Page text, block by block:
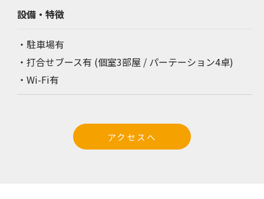
設備・特徴
・駐車場有
・打合せブース有 (個室3部屋 / パーテーション4卓)
・Wi-Fi有
アクセスへ